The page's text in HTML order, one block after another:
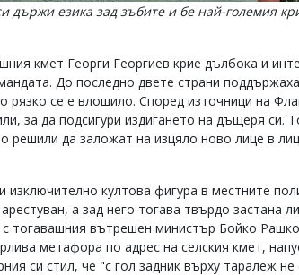
държи езика зад зъбите и бе най-големия
кмет Георги Георгиев крие дълбока и
До последно двете страни
рязко се е влошило. Според източници на
за да подсигури издигането на дъщеря си.
решили да заложат на изцяло ново лице в
култова фигура в местните
а зад него тогава твърдо застана
тогавашния вътрешен министър Бойко
метафора по адрес на селския кмет,
си стил, че "с гол задник върху таралеж не